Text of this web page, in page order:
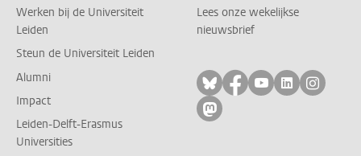
Werken bij de Universiteit
Leiden
Steun de Universiteit Leiden
Alumni
Impact
Leiden-Delft-Erasmus
Universities
Lees onze wekelijkse
nieuwsbrief
Volg ons op bluesky
Volg ons op
Volg ons op
Volg ons
Volg
Volg ons op mastodon